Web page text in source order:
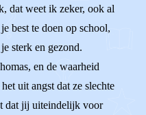
dat weet ik zeker, ook al
best te doen op school,
sterk en gezond.
en de waarheid
uit angst dat ze slechte
dat jij uiteindelijk voor